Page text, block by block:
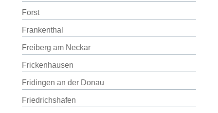
Forst
Frankenthal
Freiberg am Neckar
Frickenhausen
Fridingen an der Donau
Friedrichshafen